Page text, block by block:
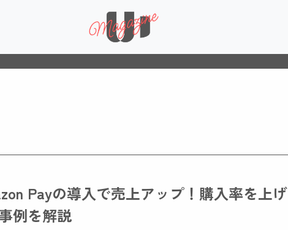
Payの導入で売上アップ！購入率を上げ
例を解説